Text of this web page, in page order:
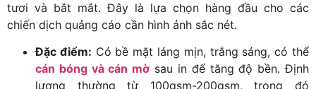
tươi và bắt mắt. Đây là lựa chọn hàng đầu cho các
chiến dịch quảng cáo cần hình ảnh sắc nét.
Đặc điểm: Có bề mặt láng mịn, trắng sáng, có thể
cán bóng và cán mờ sau in để tăng độ bền. Định
lượng thường từ 100gsm-200gsm, trong đó